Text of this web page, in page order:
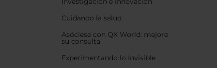
Cuidando la salud
Asóciese con QX World: mejore
su consulta
Experimentando lo Invisible